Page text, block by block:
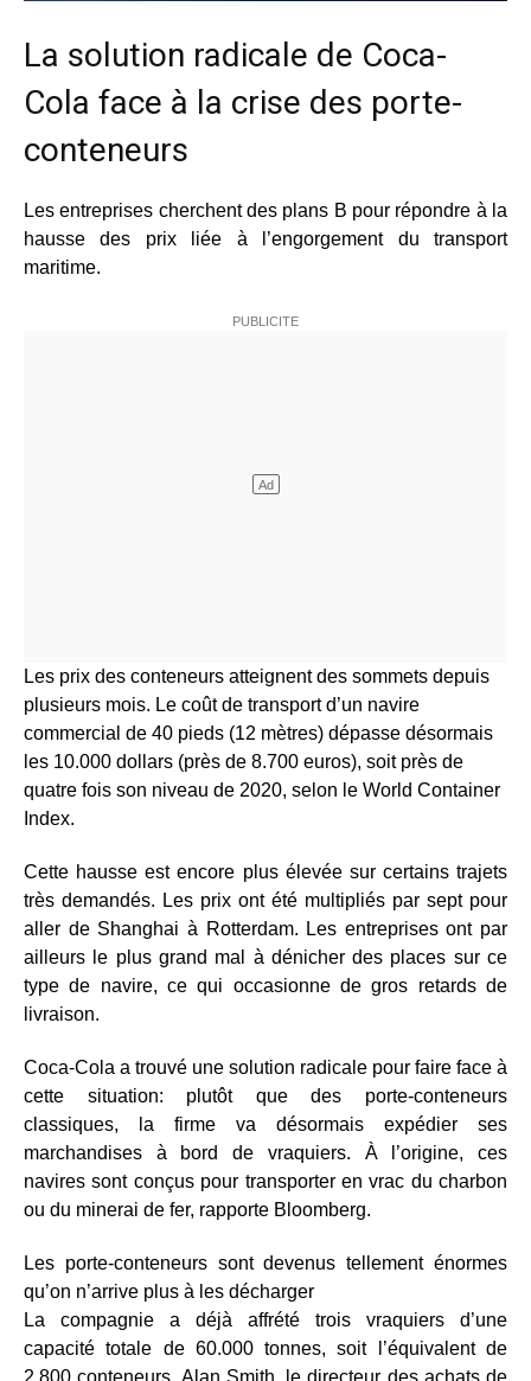
La solution radicale de Coca-
Cola face à la crise des porte-
conteneurs
Les entreprises cherchent des plans B pour répondre à la
hausse des prix liée à l’engorgement du transport
maritime.
Les prix des conteneurs atteignent des sommets depuis
plusieurs mois. Le coût de transport d’un navire
commercial de 40 pieds (12 mètres) dépasse désormais
les 10.000 dollars (près de 8.700 euros), soit près de
quatre fois son niveau de 2020, selon le World Container
Index.
Cette hausse est encore plus élevée sur certains trajets
très demandés. Les prix ont été multipliés par sept pour
aller de Shanghai à Rotterdam. Les entreprises ont par
ailleurs le plus grand mal à dénicher des places sur ce
type de navire, ce qui occasionne de gros retards de
livraison.
Coca-Cola a trouvé une solution radicale pour faire face à
cette situation: plutôt que des porte-conteneurs
classiques, la firme va désormais expédier ses
marchandises à bord de vraquiers. À l’origine, ces
navires sont conçus pour transporter en vrac du charbon
ou du minerai de fer, rapporte Bloomberg.
Les porte-conteneurs sont devenus tellement énormes
qu’on n’arrive plus à les décharger
La compagnie a déjà affrété trois vraquiers d’une
capacité totale de 60.000 tonnes, soit l’équivalent de
2.800 conteneurs. Alan Smith, le directeur des achats de